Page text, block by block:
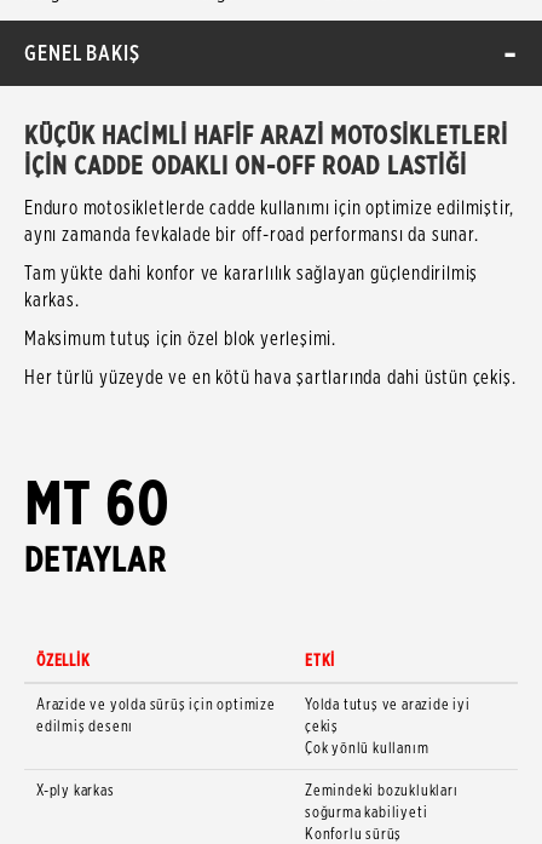
GENEL BAKIŞ
KÜÇÜK HACİMLİ HAFİF ARAZİ MOTOSİKLETLERİ
İÇİN CADDE ODAKLI ON-OFF ROAD LASTİĞİ
Enduro motosikletlerde cadde kullanımı için optimize edilmiştir,
aynı zamanda fevkalade bir off-road performansı da sunar.
Tam yükte dahi konfor ve kararlılık sağlayan güçlendirilmiş
karkas.
Maksimum tutuş için özel blok yerleşimi.
Her türlü yüzeyde ve en kötü hava şartlarında dahi üstün çekiş.
MT 60
DETAYLAR
ÖZELLİK ETKİ
Arazide ve yolda sürüş için optimize
edilmiş desenı
Yolda tutuş ve arazide iyi
çekiş
Çok yönlü kullanım
X-ply karkas
Zemindeki bozuklukları
soğurma kabiliyeti
Konforlu sürüş